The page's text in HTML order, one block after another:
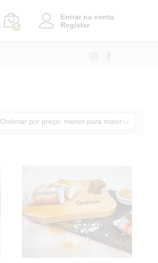
0
Entrar na conta
Registar
Ordenar por preço: menor para maior